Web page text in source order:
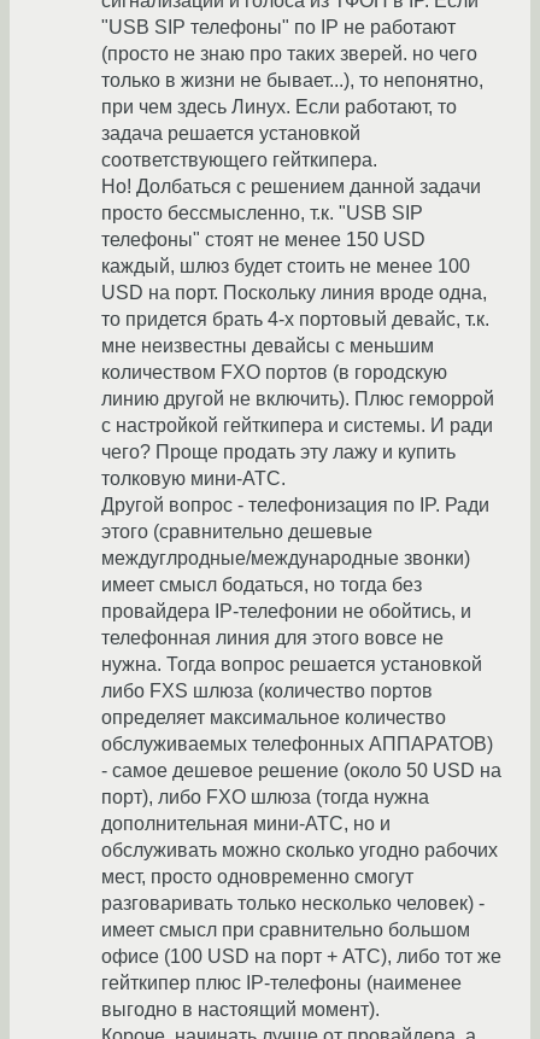
"USB SIP телефоны" по IP не работают
(просто не знаю про таких зверей. но чего
только в жизни не бывает...), то непонятно,
при чем здесь Линух. Если работают, то
задача решается установкой
соответствующего гейткипера.
Но! Долбаться с решением данной задачи
просто бессмысленно, т.к. "USB SIP
телефоны" стоят не менее 150 USD
каждый, шлюз будет стоить не менее 100
USD на порт. Поскольку линия вроде одна,
то придется брать 4-х портовый девайс, т.к.
мне неизвестны девайсы с меньшим
количеством FXO портов (в городскую
линию другой не включить). Плюс геморрой
с настройкой гейткипера и системы. И ради
чего? Проще продать эту лажу и купить
толковую мини-АТС.
Другой вопрос - телефонизация по IP. Ради
этого (сравнительно дешевые
междуглродные/международные звонки)
имеет смысл бодаться, но тогда без
провайдера IP-телефонии не обойтись, и
телефонная линия для этого вовсе не
нужна. Тогда вопрос решается установкой
либо FXS шлюза (количество портов
определяет максимальное количество
обслуживаемых телефонных АППАРАТОВ)
- самое дешевое решение (около 50 USD на
порт), либо FXO шлюза (тогда нужна
дополнительная мини-АТС, но и
обслуживать можно сколько угодно рабочих
мест, просто одновременно смогут
разговаривать только несколько человек) -
имеет смысл при сравнительно большом
офисе (100 USD на порт + АТС), либо тот же
гейткипер плюс IP-телефоны (наименее
выгодно в настоящий момент).